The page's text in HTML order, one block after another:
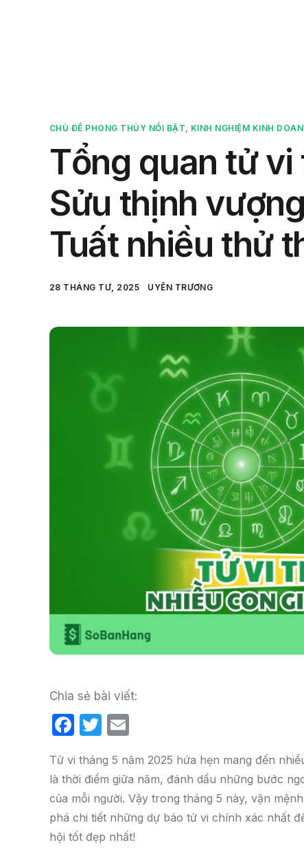
CHỦ ĐỀ PHONG THỦY NỔI BẬT, KINH NGHIỆM KINH
Tổng quan tử
Sửu thịnh
Tuất nhiều thử
28 THÁNG TƯ, 2025 UYÊN TRƯƠNG
Chia sẻ bài viết:
F
c
e
b
o
T
itt
er
ail
Tử vi tháng 5 năm 2025 hứa hẹn mang đến
là thời điểm giữa năm, đánh dấu những bước
của mỗi người. Vậy trong tháng 5 này, vận
phá chi tiết những dự báo tử vi chính xác nhất
hội tốt đẹp nhất!